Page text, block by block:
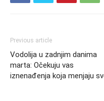
Previous article
Vodolija u zadnjim danima
marta: Očekuju vas
iznenađenja koja menjaju